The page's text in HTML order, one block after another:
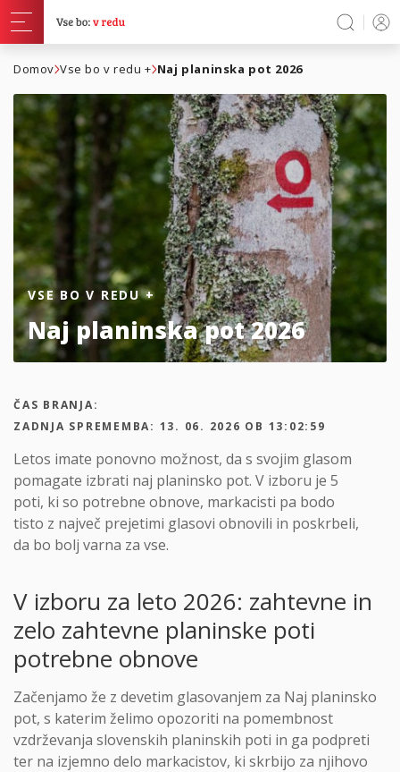
Domov Vse bo v redu + Naj planinska pot 2026
VSE BO V REDU +
Naj planinska pot 2026
ČAS BRANJA:
ZADNJA SPREMEMBA: 13. 06. 2026 OB 13:02:59
Letos imate ponovno možnost, da s svojim glasom
pomagate izbrati naj planinsko pot. V izboru je 5
poti, ki so potrebne obnove, markacisti pa bodo
tisto z največ prejetimi glasovi obnovili in poskrbeli,
da bo bolj varna za vse.
V izboru za leto 2026: zahtevne in
zelo zahtevne planinske poti
potrebne obnove
Začenjamo že z devetim glasovanjem za Naj planinsko
pot, s katerim želimo opozoriti na pomembnost
vzdrževanja slovenskih planinskih poti in ga podpreti
ter na izjemno delo markacistov, ki skrbijo za njihovo